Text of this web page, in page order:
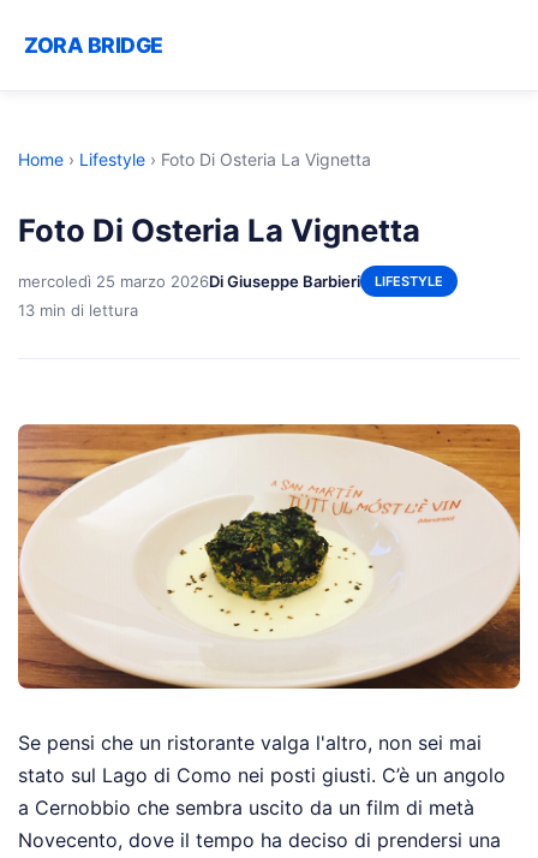
ZORA BRIDGE
Home › Lifestyle › Foto Di Osteria La Vignetta
Foto Di Osteria La Vignetta
mercoledì 25 marzo 2026Di Giuseppe Barbieri LIFESTYLE
13 min di lettura
Se pensi che un ristorante valga l'altro, non sei mai
stato sul Lago di Como nei posti giusti. C’è un angolo
a Cernobbio che sembra uscito da un film di metà
Novecento, dove il tempo ha deciso di prendersi una